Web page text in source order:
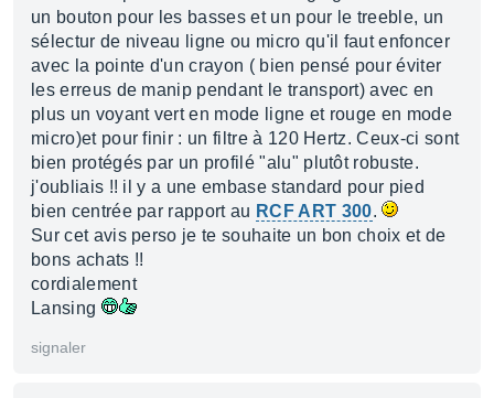
un bouton pour les basses et un pour le treeble, un
sélectur de niveau ligne ou micro qu'il faut enfoncer
avec la pointe d'un crayon ( bien pensé pour éviter
les erreus de manip pendant le transport) avec en
plus un voyant vert en mode ligne et rouge en mode
micro)et pour finir : un filtre à 120 Hertz. Ceux-ci sont
bien protégés par un profilé "alu" plutôt robuste.
j'oubliais !! il y a une embase standard pour pied
bien centrée par rapport au RCF ART 300.
Sur cet avis perso je te souhaite un bon choix et de
bons achats !!
cordialement
Lansing
signaler